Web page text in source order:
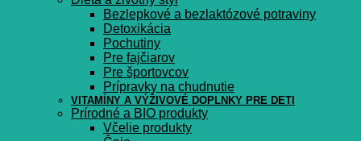
Bezlepkové a bezlaktózové potraviny
Detoxikácia
Pochutiny
Pre fajčiarov
Pre športovcov
Prípravky na chudnutie
VITAMÍNY A VÝŽIVOVÉ DOPLNKY PRE DETI
Prírodné a BIO produkty
Včelie produkty